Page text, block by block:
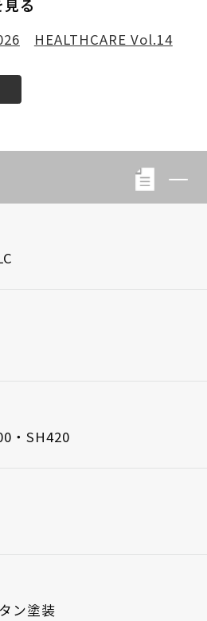
る
HEALTHCARE Vol.14
・SH420
ン塗装